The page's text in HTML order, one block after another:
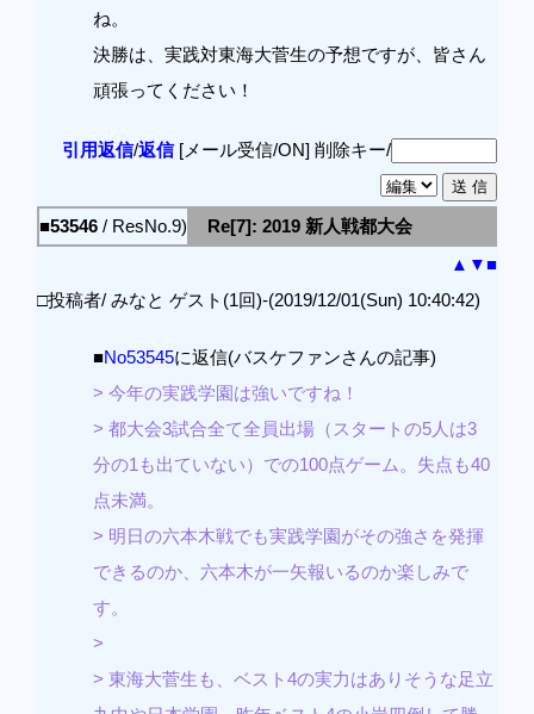
ね。
決勝は、実践対東海大菅生の予想ですが、皆さん
頑張ってください！
引用返信/返信[メール受信/ON] 削除キー/
■53546 / ResNo.9)
Re[7]: 2019 新人戦都大会
▲ ▼■
□投稿者/ みなと ゲスト(1回)-(2019/12/01(Sun) 10:40:42)
■No53545に返信(バスケファンさんの記事)
> 今年の実践学園は強いですね！
> 都大会3試合全て全員出場（スタートの5人は3
分の1も出ていない）での100点ゲーム。失点も40
点未満。
> 明日の六本木戦でも実践学園がその強さを発揮
できるのか、六本木が一矢報いるのか楽しみで
す。
>
> 東海大菅生も、ベスト4の実力はありそうな足立